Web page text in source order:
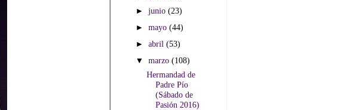
►junio(23)
►mayo(44)
►abril(53)
▼marzo(108)
Hermandad de
Padre Pío
(Sábado de
Pasión 2016)